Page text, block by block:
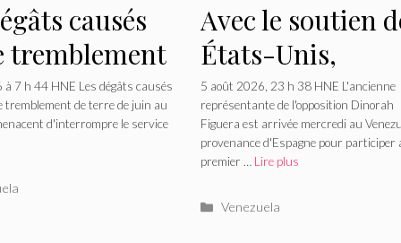
causés
tremblement
mettent en
l’éducation
étudiants
7 h 44 HNE Les dégâts causés
tremblement de terre de juin au
d'interrompre le service
Avec le soutien
États-Unis,
l'ancienne
représentante de
l'opposition
est retournée au
5 août 2026, 23 h 38 HNE L'ancienne
représentante de l'opposition Dinorah
Figuera est arrivée mercredi au
provenance d'Espagne pour participer
premier … Lire plus
Catégories
Venezuela